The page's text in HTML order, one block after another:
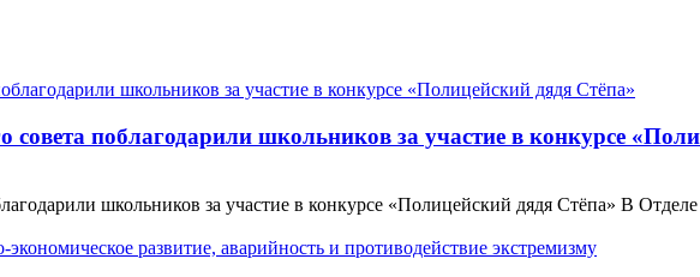
поблагодарили школьников за участие в конкурсе
школьников за участие в конкурсе «Полицейский дядя Стёпа» В